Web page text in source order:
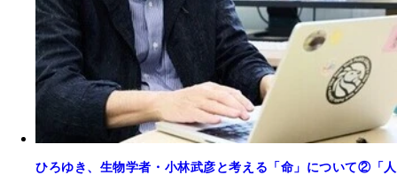
ひろゆき、生物学者・小林武彦と考える「命」について②「人